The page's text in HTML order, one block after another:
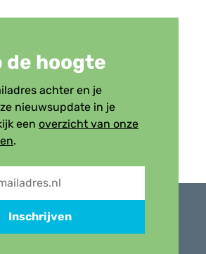
de hoogte
achter en je
nieuwsupdate in je
een overzicht van onze
.
Inschrijven